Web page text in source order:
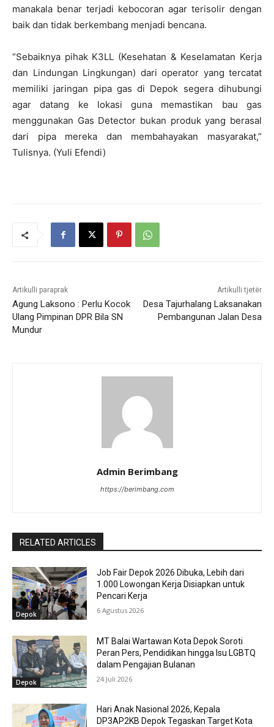
manakala benar terjadi kebocoran agar terisolir dengan
baik dan tidak berkembang menjadi bencana.
“Sebaiknya pihak K3LL (Kesehatan & Keselamatan Kerja
dan Lindungan Lingkungan) dari operator yang tercatat
memiliki jaringan pipa gas di Depok segera dihubungi
agar datang ke lokasi guna memastikan bau gas
menggunakan Gas Detector bukan produk yang berasal
dari pipa mereka dan membahayakan masyarakat,”
Tulisnya. (Yuli Efendi)
Artikulli paraprak
Agung Laksono : Perlu Kocok
Ulang Pimpinan DPR Bila SN
Mundur
Artikulli tjetër
Desa Tajurhalang Laksanakan
Pembangunan Jalan Desa
Admin Berimbang
https://berimbang.com
RELATED ARTICLES
Depok
Job Fair Depok 2026 Dibuka, Lebih dari
1.000 Lowongan Kerja Disiapkan untuk
Pencari Kerja
6 Agustus 2026
Depok
MT Balai Wartawan Kota Depok Soroti
Peran Pers, Pendidikan hingga Isu LGBTQ
dalam Pengajian Bulanan
24 Juli 2026
Hari Anak Nasional 2026, Kepala
DP3AP2KB Depok Tegaskan Target Kota